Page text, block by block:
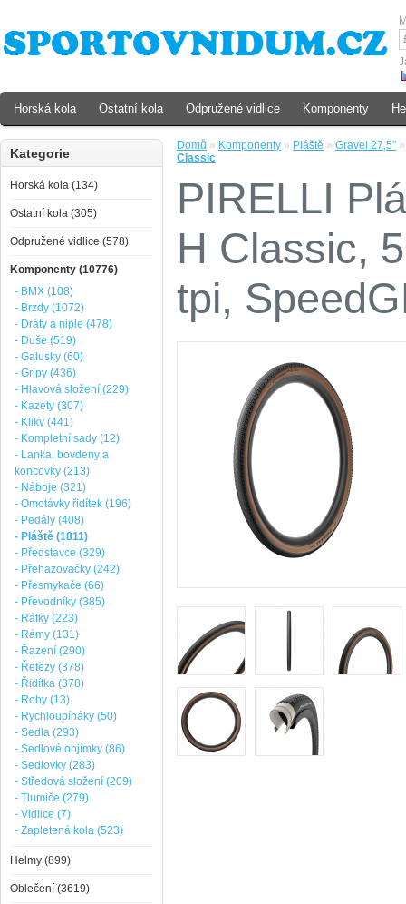
Domů » Komponenty » Pláště » Gravel 27,5"
Classic
PIRELLI
H Classic,
tpi,
Kategorie
Horská kola (134)
Ostatní kola (305)
Odpružené vidlice (578)
Komponenty (10776)
- BMX (108)
- Brzdy (1072)
- Dráty a niple (478)
- Duše (519)
- Galusky (60)
- Gripy (436)
- Hlavová složení (229)
- Kazety (307)
- Kliky (441)
- Kompletní sady (12)
- Lanka, bovdeny a
koncovky (213)
- Náboje (321)
- Omotávky řidítek (196)
- Pedály (408)
- Pláště (1811)
- Představce (329)
- Přehazovačky (242)
- Přesmykače (66)
- Převodníky (385)
- Ráfky (223)
- Rámy (131)
- Řazení (290)
- Řetězy (378)
- Řidítka (378)
- Rohy (13)
- Rychloupínáky (50)
- Sedla (293)
- Sedlové objímky (86)
- Sedlovky (283)
- Středová složení (209)
- Tlumiče (279)
- Vidlice (7)
- Zapletená kola (523)
Helmy (899)
Oblečení (3619)
Horská kola Ostatní kola Odpružené vidlice Komponenty